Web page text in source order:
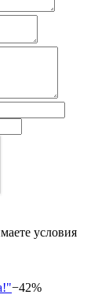
условия
−42%